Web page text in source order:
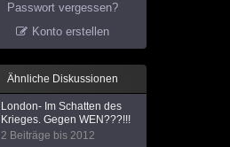
Passwort vergessen?
Konto erstellen
Ähnliche Diskussionen
London- Im Schatten des
Krieges. Gegen WEN???!!!
2 Beiträge bis 2012